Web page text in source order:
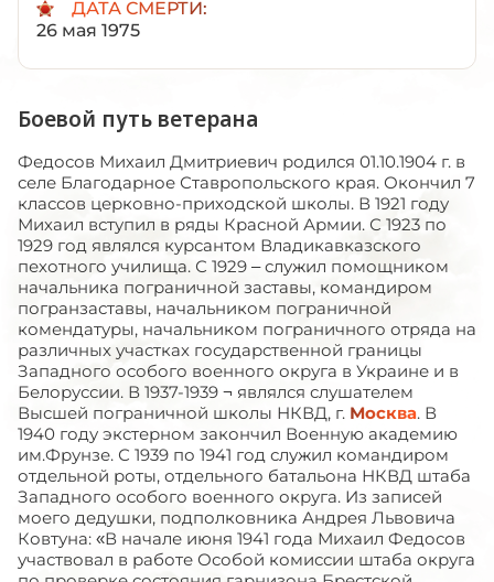
ДАТА СМЕРТИ:
26 мая 1975
Боевой путь ветерана
Федосов Михаил Дмитриевич родился 01.10.1904 г. в
селе Благодарное Ставропольского края. Окончил 7
классов церковно-приходской школы. В 1921 году
Михаил вступил в ряды Красной Армии. С 1923 по
1929 год являлся курсантом Владикавказского
пехотного училища. С 1929 – служил помощником
начальника пограничной заставы, командиром
погранзаставы, начальником пограничной
комендатуры, начальником пограничного отряда на
различных участках государственной границы
Западного особого военного округа в Украине и в
Белоруссии. В 1937-1939 ¬ являлся слушателем
Высшей пограничной школы НКВД, г. Москва. В
1940 году экстерном закончил Военную академию
им.Фрунзе. С 1939 по 1941 год служил командиром
отдельной роты, отдельного батальона НКВД штаба
Западного особого военного округа. Из записей
моего дедушки, подполковника Андрея Львовича
Ковтуна: «В начале июня 1941 года Михаил Федосов
участвовал в работе Особой комиссии штаба округа